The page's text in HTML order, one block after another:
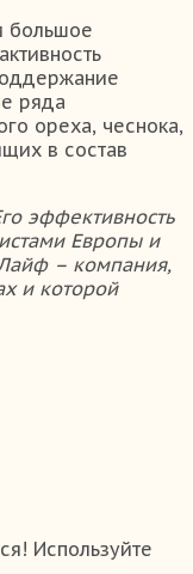
большое
ряда
ореха, чеснока,
в состав
эффективность
Европы и
– компания,
и которой
Используйте